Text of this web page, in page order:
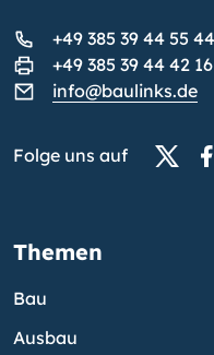
+49 385 39 44 55 44
+49 385 39 44 42 16
info@baulinks.de
Folge uns auf
Themen
Bau
Ausbau